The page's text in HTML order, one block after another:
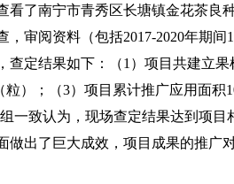
了南宁市青秀区长塘镇金花茶良
，审阅资料（包括2017-2020年期
查定结果如下：（1）项目共建立
粒）；（3）项目累计推广应用面
一致认为，现场查定结果达到项
做出了巨大成效，项目成果的推广